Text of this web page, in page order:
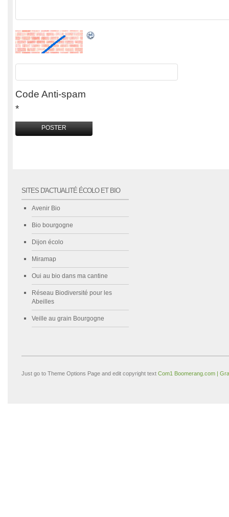
Code Anti-spam
*
SITES D'ACTUALITÉ ÉCOLO ET BIO
Avenir Bio
Bio bourgogne
Dijon écolo
Miramap
Oui au bio dans ma cantine
Réseau Biodiversité pour les
Abeilles
Veille au grain Bourgogne
Just go to Theme Options Page and edit copyright text Com1 Boomerang.com |